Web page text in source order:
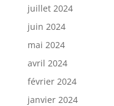
juillet 2024
juin 2024
mai 2024
avril 2024
février 2024
janvier 2024